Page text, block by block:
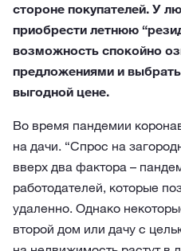
стороне покупателей. У
приобрести летнюю
возможность спокойно
предложениями и
выгодной цене.
Во время пандемии
на дачи. “Спрос на
вверх два фактора –
работодателей, которые
удаленно. Однако
второй дом или дачу с